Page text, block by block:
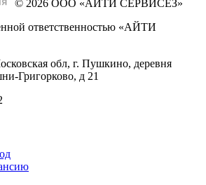
© 2026 ООО «АЙТИ СЕРВИСЕЗ»
ответственностью «АЙТИ
обл, г. Пушкино, деревня
Григорково, д 21